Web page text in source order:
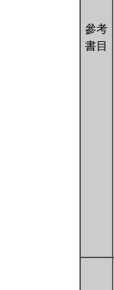
參考
書目